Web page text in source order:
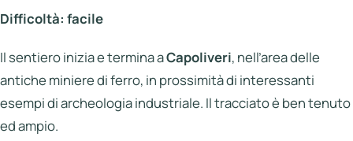
Difficoltà: facile
Il sentiero inizia e termina aCapoliveri, nell’area delle
antiche miniere di ferro, in prossimità di interessanti
esempi di archeologia industriale. Il tracciato è ben tenuto
ed ampio.